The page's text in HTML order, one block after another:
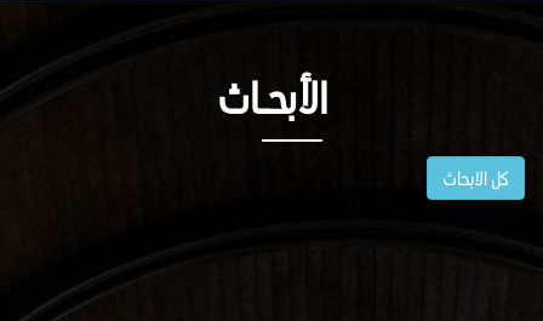
الأبحــاث
كل الابحاث